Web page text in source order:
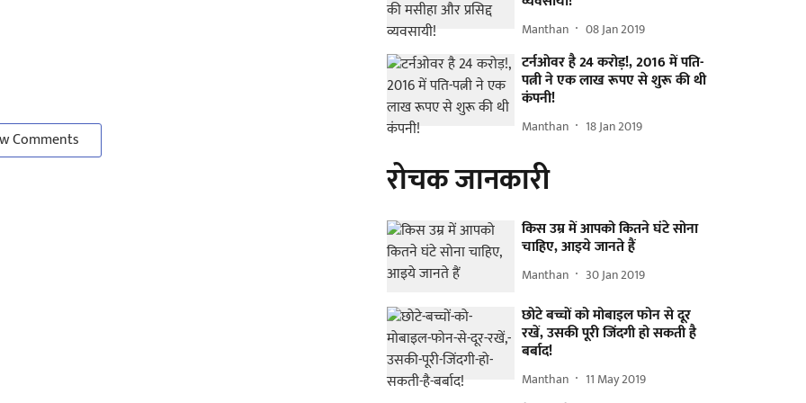
Comments
Manthan 08 Jan 2019
टर्नओवर है 24 करोड़!, 2016 में पति-
पत्नी ने एक लाख रूपए से शुरू की थी
कंपनी!
Manthan 18 Jan 2019
रोचक जानकारी
किस उम्र में आपको कितने घंटे सोना
चाहिए, आइये जानते हैं
Manthan 30 Jan 2019
छोटे बच्चों को मोबाइल फोन से दूर
रखें, उसकी पूरी जिंदगी हो सकती है
बर्बाद!
Manthan 11 May 2019